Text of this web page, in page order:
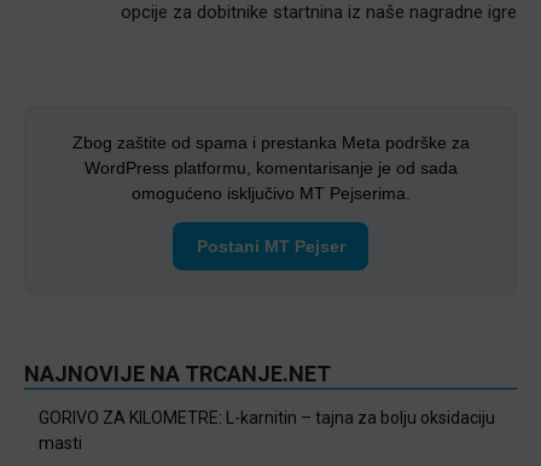
opcije za dobitnike startnina iz naše nagradne igre
Zbog zaštite od spama i prestanka Meta podrške za
WordPress platformu, komentarisanje je od sada
omogućeno isključivo MT Pejserima.
Postani MT Pejser
NAJNOVIJE NA TRCANJE.NET
GORIVO ZA KILOMETRE: L-karnitin – tajna za bolju oksidaciju
masti